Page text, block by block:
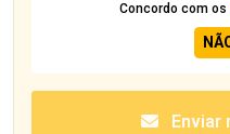
Concordo com os
Enviar